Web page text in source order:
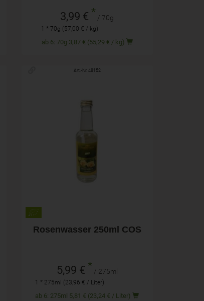
3,99 € * / 70g
1 * 70g (57,00 € / kg)
ab 6: 70g 3,87 € (55,29 € / kg)
Art.-Nr. 48152
Rosenwasser 250ml COS
5,99 € * / 275ml
1 * 275ml (23,96 € / Liter)
ab 6: 275ml 5,81 € (23,24 € / Liter)
5,99